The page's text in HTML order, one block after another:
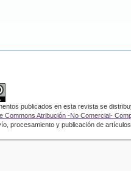
publicados en esta revista se
Commons Atribución -No Comercial-
procesamiento y publicación de